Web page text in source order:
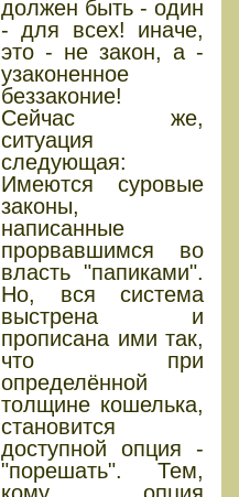
должен быть - один
- для всех! иначе,
это - не закон, а -
узаконенное
беззаконие!
Сейчас же,
ситуация
следующая:
Имеются суровые
законы,
написанные
прорвавшимся во
власть "папиками".
Но, вся система
выстрена и
прописана ими так,
что при
определённой
толщине кошелька,
становится
доступной опция -
"порешать". Тем,